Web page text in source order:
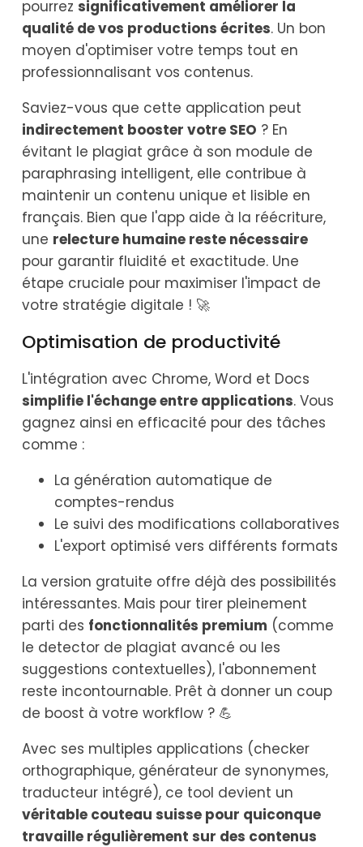
pourrez significativement améliorer la
qualité de vos productions écrites. Un bon
moyen d'optimiser votre temps tout en
professionnalisant vos contenus.
Saviez-vous que cette application peut
indirectement booster votre SEO ? En
évitant le plagiat grâce à son module de
paraphrasing intelligent, elle contribue à
maintenir un contenu unique et lisible en
français. Bien que l'app aide à la réécriture,
une relecture humaine reste nécessaire
pour garantir fluidité et exactitude. Une
étape cruciale pour maximiser l'impact de
votre stratégie digitale ! 🚀
Optimisation de productivité
L'intégration avec Chrome, Word et Docs
simplifie l'échange entre applications. Vous
gagnez ainsi en efficacité pour des tâches
comme :
La génération automatique de
comptes-rendus
Le suivi des modifications collaboratives
L'export optimisé vers différents formats
La version gratuite offre déjà des possibilités
intéressantes. Mais pour tirer pleinement
parti des fonctionnalités premium (comme
le detector de plagiat avancé ou les
suggestions contextuelles), l'abonnement
reste incontournable. Prêt à donner un coup
de boost à votre workflow ? 💪
Avec ses multiples applications (checker
orthographique, générateur de synonymes,
traducteur intégré), ce tool devient un
véritable couteau suisse pour quiconque
travaille régulièrement sur des contenus